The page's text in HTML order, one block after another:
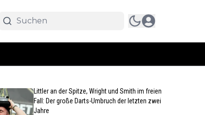
Littler an der Spitze, Wright und Smith im freien
Fall: Der große Darts-Umbruch der letzten zwei
Jahre